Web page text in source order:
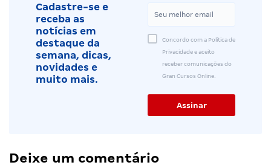
Cadastre-se e
receba as
notícias em
destaque da
semana, dicas,
novidades e
muito mais.
Concordo com a Política de
Privacidade e aceito
receber comunicações do
Gran Cursos Online.
Deixe um comentário